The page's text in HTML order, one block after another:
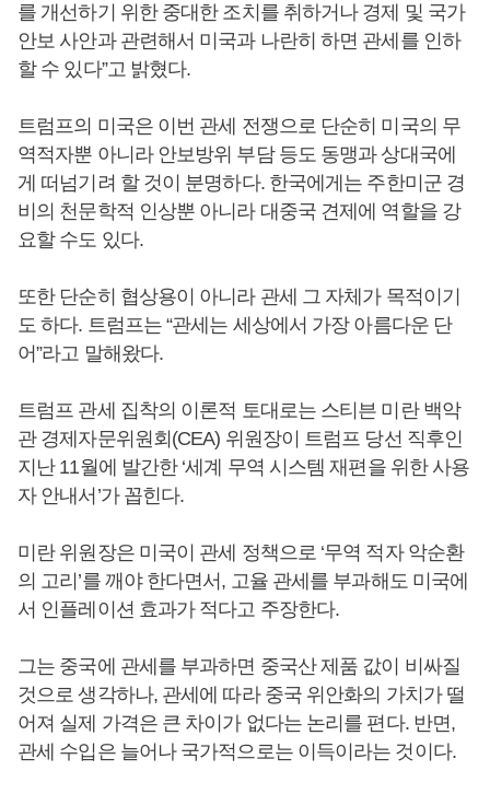
를 개선하기 위한 중대한 조치를 취하거나 경제 및 국가
안보 사안과 관련해서 미국과 나란히 하면 관세를 인하
할 수 있다”고 밝혔다.
트럼프의 미국은 이번 관세 전쟁으로 단순히 미국의 무
역적자뿐 아니라 안보방위 부담 등도 동맹과 상대국에
게 떠넘기려 할 것이 분명하다. 한국에게는 주한미군 경
비의 천문학적 인상뿐 아니라 대중국 견제에 역할을 강
요할 수도 있다.
또한 단순히 협상용이 아니라 관세 그 자체가 목적이기
도 하다. 트럼프는 “관세는 세상에서 가장 아름다운 단
어”라고 말해왔다.
트럼프 관세 집착의 이론적 토대로는 스티븐 미란 백악
관 경제자문위원회(CEA) 위원장이 트럼프 당선 직후인
지난 11월에 발간한 ‘세계 무역 시스템 재편을 위한 사용
자 안내서’가 꼽힌다.
미란 위원장은 미국이 관세 정책으로 ‘무역 적자 악순환
의 고리’를 깨야 한다면서, 고율 관세를 부과해도 미국에
서 인플레이션 효과가 적다고 주장한다.
그는 중국에 관세를 부과하면 중국산 제품 값이 비싸질
것으로 생각하나, 관세에 따라 중국 위안화의 가치가 떨
어져 실제 가격은 큰 차이가 없다는 논리를 편다. 반면,
관세 수입은 늘어나 국가적으로는 이득이라는 것이다.